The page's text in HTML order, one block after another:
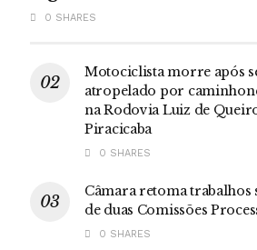
0 SHARES
Motociclista morre após
atropelado por
na Rodovia Luiz de
Piracicaba
0 SHARES
Câmara retoma trabalhos
de duas Comissões
0 SHARES